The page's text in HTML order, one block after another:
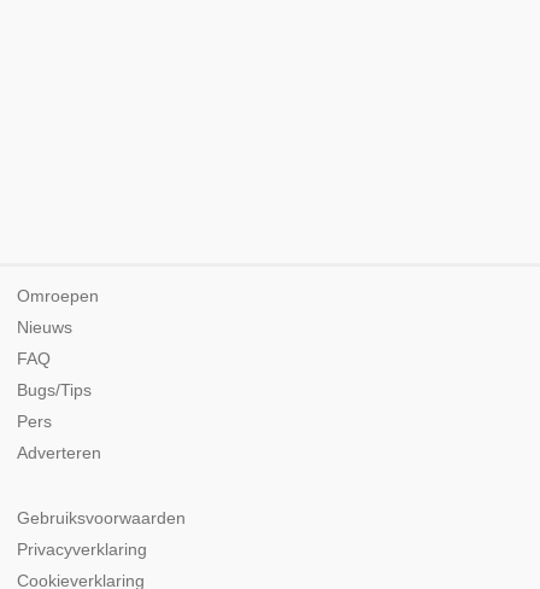
Omroepen
Nieuws
FAQ
Bugs/Tips
Pers
Adverteren
Gebruiksvoorwaarden
Privacyverklaring
Cookieverklaring